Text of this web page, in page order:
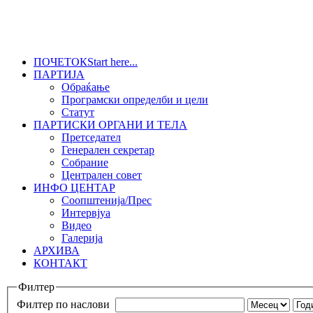
ПОЧЕТОКStart here...
ПАРТИЈА
Обраќање
Програмски определби и цели
Статут
ПАРТИСКИ ОРГАНИ И ТЕЛА
Претседател
Генерален секретар
Собрание
Централен совет
ИНФО ЦЕНТАР
Соопштенија/Прес
Интервјуа
Видео
Галерија
АРХИВА
КОНТАКТ
Филтер
Филтер по наслови